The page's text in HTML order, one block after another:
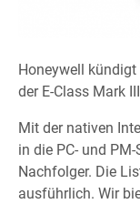
Honeywell
der E-Class Mark
Mit der nativen
in die PC- und
Nachfolger. Die
ausführlich. Wir